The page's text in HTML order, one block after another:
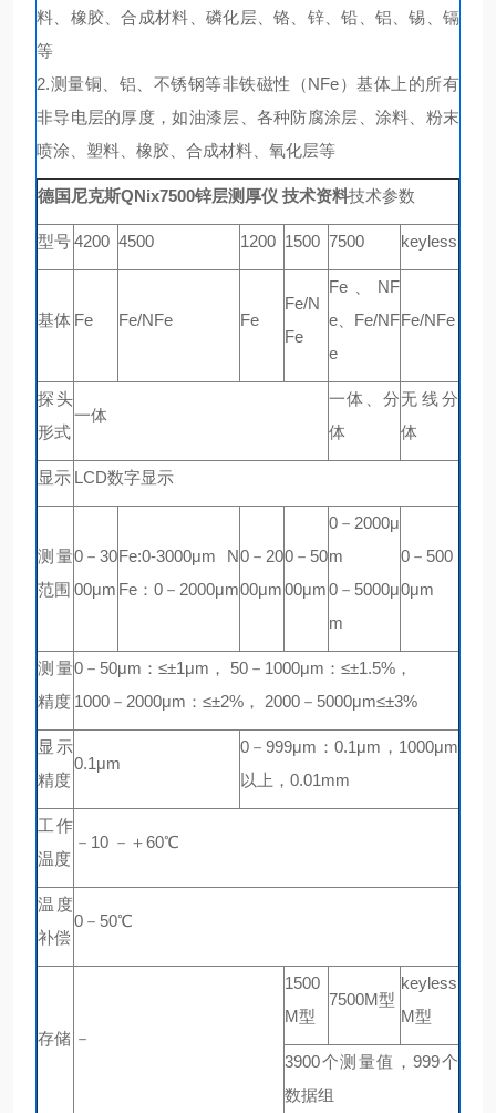
料、橡胶、合成材料、磷化层、铬、锌、铅、铝、锡、镉
等
2.测量铜、铝、不锈钢等非铁磁性（NFe）基体上的所有
非导电层的厚度，如油漆层、各种防腐涂层、涂料、粉末
喷涂、塑料、橡胶、合成材料、氧化层等
德国尼克斯QNix7500锌层测厚仪 技术资料技术参数
型号4200 4500 1200 1500 7500 keyless
基体 Fe Fe/NFe Fe
Fe/N
Fe
Fe、NF
e、Fe/NF
e
Fe/NFe
探头
形式
一体
一体、分
体
无线分
体
显示 LCD数字显示
测量
范围
0－30
00μm
Fe:0-3000μm N
Fe：0－2000μm
0－20
00μm
0－50
00μm
0－2000μ
m
0－5000μ
m
0－500
0μm
测量
精度
0－50μm：≤±1μm， 50－1000μm：≤±1.5%，
1000－2000μm：≤±2%， 2000－5000μm≤±3%
显示
精度
0.1μm
0－999μm：0.1μm，1000μm
以上，0.01mm
工作
温度
－10 －＋60℃
温度
补偿
0－50℃
存储 －
1500
M型
7500M型
keyless
M型
3900个测量值，999个
数据组